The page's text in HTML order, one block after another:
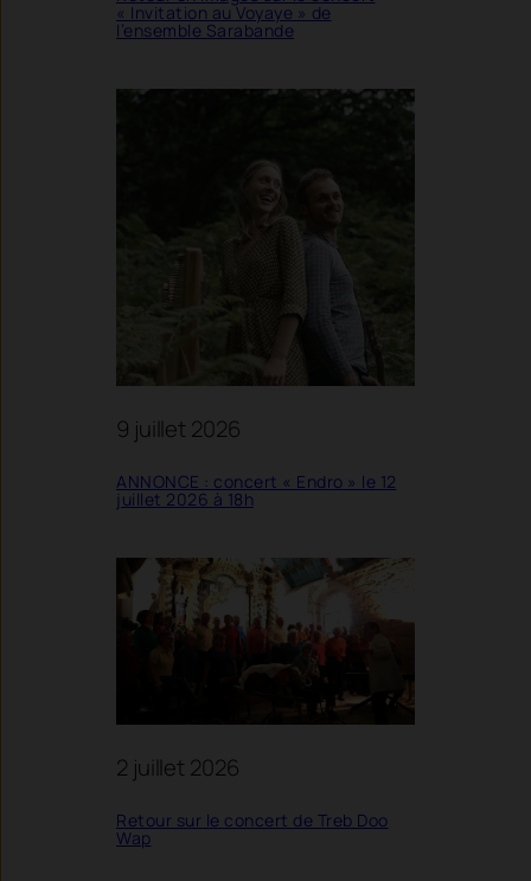
« Invitation au Voyaye » de
l’ensemble Sarabande
9 juillet 2026
ANNONCE : concert « Endro » le 12
juillet 2026 à 18h
2 juillet 2026
Retour sur le concert de Treb Doo
Wap